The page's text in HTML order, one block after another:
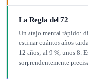
La Regla del 72
Un atajo mental rápido:
estimar cuántos años
12 años; al 9 %, unos 8.
sorprendentemente